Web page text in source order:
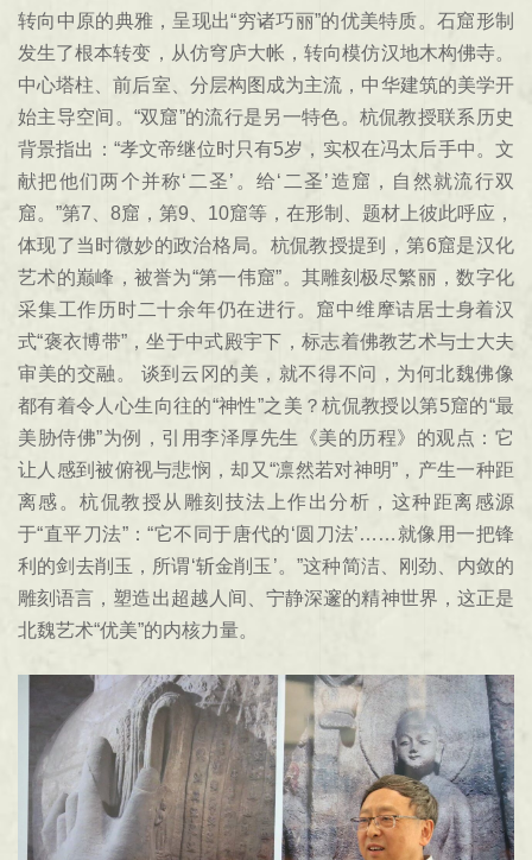
转向中原的典雅，呈现出“穷诸巧丽”的优美特质。石窟形制
发生了根本转变，从仿穹庐大帐，转向模仿汉地木构佛寺。
中心塔柱、前后室、分层构图成为主流，中华建筑的美学开
始主导空间。“双窟”的流行是另一特色。杭侃教授联系历史
背景指出：“孝文帝继位时只有5岁，实权在冯太后手中。文
献把他们两个并称‘二圣’。给‘二圣’造窟，自然就流行双
窟。”第7、8窟，第9、10窟等，在形制、题材上彼此呼应，
体现了当时微妙的政治格局。杭侃教授提到，第6窟是汉化
艺术的巅峰，被誉为“第一伟窟”。其雕刻极尽繁丽，数字化
采集工作历时二十余年仍在进行。窟中维摩诘居士身着汉
式“褒衣博带”，坐于中式殿宇下，标志着佛教艺术与士大夫
审美的交融。 谈到云冈的美，就不得不问，为何北魏佛像
都有着令人心生向往的“神性”之美？杭侃教授以第5窟的“最
美胁侍佛”为例，引用李泽厚先生《美的历程》的观点：它
让人感到被俯视与悲悯，却又“凛然若对神明”，产生一种距
离感。杭侃教授从雕刻技法上作出分析，这种距离感源
于“直平刀法”：“它不同于唐代的‘圆刀法’……就像用一把锋
利的剑去削玉，所谓‘斩金削玉’。”这种简洁、刚劲、内敛的
雕刻语言，塑造出超越人间、宁静深邃的精神世界，这正是
北魏艺术“优美”的内核力量。